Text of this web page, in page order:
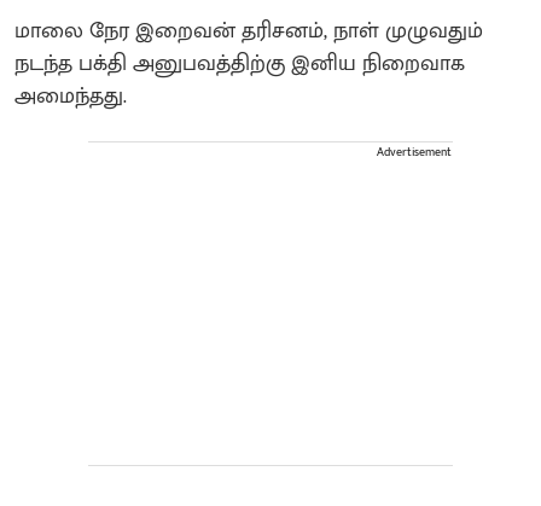
மாலை நேர இறைவன் தரிசனம், நாள் முழுவதும்
நடந்த பக்தி அனுபவத்திற்கு இனிய நிறைவாக
அமைந்தது.
Advertisement